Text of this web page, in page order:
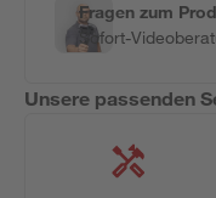
Fragen zum
Sofort-
Unsere passenden